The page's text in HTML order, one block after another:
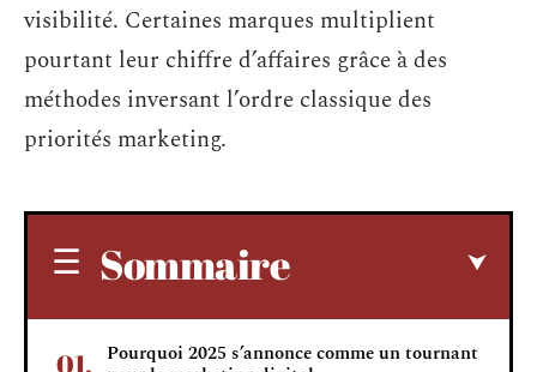
visibilité. Certaines marques multiplient
pourtant leur chiffre d’affaires grâce à des
méthodes inversant l’ordre classique des
priorités marketing.
Sommaire
Pourquoi 2025 s’annonce comme un tournant